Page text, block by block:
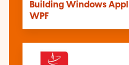
Building Windows
WPF